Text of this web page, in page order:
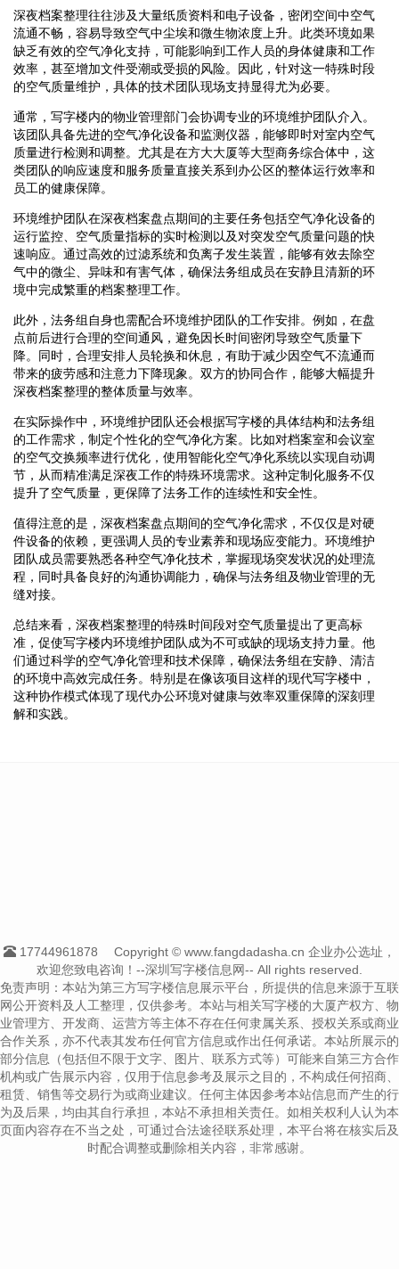
深夜档案整理往往涉及大量纸质资料和电子设备，密闭空间中空气
流通不畅，容易导致空气中尘埃和微生物浓度上升。此类环境如果
缺乏有效的空气净化支持，可能影响到工作人员的身体健康和工作
效率，甚至增加文件受潮或受损的风险。因此，针对这一特殊时段
的空气质量维护，具体的技术团队现场支持显得尤为必要。
通常，写字楼内的物业管理部门会协调专业的环境维护团队介入。
该团队具备先进的空气净化设备和监测仪器，能够即时对室内空气
质量进行检测和调整。尤其是在方大大厦等大型商务综合体中，这
类团队的响应速度和服务质量直接关系到办公区的整体运行效率和
员工的健康保障。
环境维护团队在深夜档案盘点期间的主要任务包括空气净化设备的
运行监控、空气质量指标的实时检测以及对突发空气质量问题的快
速响应。通过高效的过滤系统和负离子发生装置，能够有效去除空
气中的微尘、异味和有害气体，确保法务组成员在安静且清新的环
境中完成繁重的档案整理工作。
此外，法务组自身也需配合环境维护团队的工作安排。例如，在盘
点前后进行合理的空间通风，避免因长时间密闭导致空气质量下
降。同时，合理安排人员轮换和休息，有助于减少因空气不流通而
带来的疲劳感和注意力下降现象。双方的协同合作，能够大幅提升
深夜档案整理的整体质量与效率。
在实际操作中，环境维护团队还会根据写字楼的具体结构和法务组
的工作需求，制定个性化的空气净化方案。比如对档案室和会议室
的空气交换频率进行优化，使用智能化空气净化系统以实现自动调
节，从而精准满足深夜工作的特殊环境需求。这种定制化服务不仅
提升了空气质量，更保障了法务工作的连续性和安全性。
值得注意的是，深夜档案盘点期间的空气净化需求，不仅仅是对硬
件设备的依赖，更强调人员的专业素养和现场应变能力。环境维护
团队成员需要熟悉各种空气净化技术，掌握现场突发状况的处理流
程，同时具备良好的沟通协调能力，确保与法务组及物业管理的无
缝对接。
总结来看，深夜档案整理的特殊时间段对空气质量提出了更高标
准，促使写字楼内环境维护团队成为不可或缺的现场支持力量。他
们通过科学的空气净化管理和技术保障，确保法务组在安静、清洁
的环境中高效完成任务。特别是在像该项目这样的现代写字楼中，
这种协作模式体现了现代办公环境对健康与效率双重保障的深刻理
解和实践。
17744961878
Copyright © www.fangdadasha.cn 企业办公选址，
欢迎您致电咨询！--深圳写字楼信息网-- All rights reserved.
免责声明：本站为第三方写字楼信息展示平台，所提供的信息来源于互联
网公开资料及人工整理，仅供参考。本站与相关写字楼的大厦产权方、物
业管理方、开发商、运营方等主体不存在任何隶属关系、授权关系或商业
合作关系，亦不代表其发布任何官方信息或作出任何承诺。本站所展示的
部分信息（包括但不限于文字、图片、联系方式等）可能来自第三方合作
机构或广告展示内容，仅用于信息参考及展示之目的，不构成任何招商、
租赁、销售等交易行为或商业建议。任何主体因参考本站信息而产生的行
为及后果，均由其自行承担，本站不承担相关责任。如相关权利人认为本
页面内容存在不当之处，可通过合法途径联系处理，本平台将在核实后及
时配合调整或删除相关内容，非常感谢。